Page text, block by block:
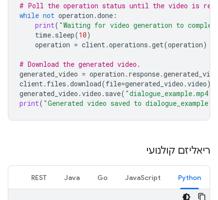
# Poll the operation status until the video is
while not operation .done :
print( "Waiting for video generation to
time. sleep(10)
operation = client.operations .get(operation)
# Download the generated video.
generated_video = operation . response.
client. files .download(file=generated_video .video)
generated_video .video . save( "dialogue_example.mp4"
print( "Generated video saved to
ריאליזם קולנועי
Python
JavaScript
Go
Java
REST